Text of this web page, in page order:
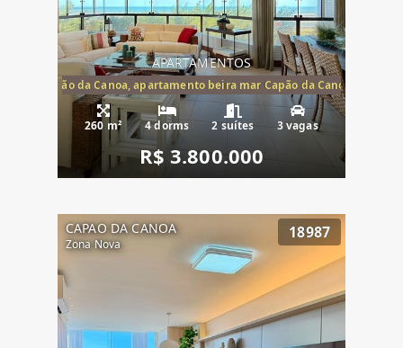
APARTAMENTOS
mar Capão da Canoa, apartamento beira mar Capão da Canoa,
260 m² 4 dorms 2 suítes 3 vagas
R$ 3.800.000
CAPAO DA CANOA
Zona Nova
18987